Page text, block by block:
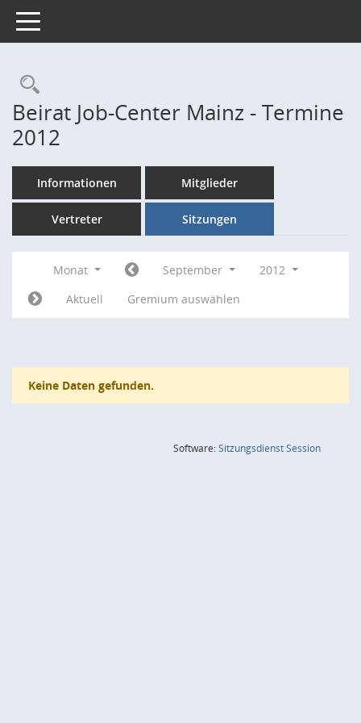
Toggle navigation
Rechercheauswahl
Beirat Job-Center Mainz - Termine
2012
Informationen Mitglieder
Vertreter Sitzungen
Monat September
2012
Aktuell
Gremium auswählen
Keine Daten gefunden.
Software:SitzungsdienstSession(Wird in